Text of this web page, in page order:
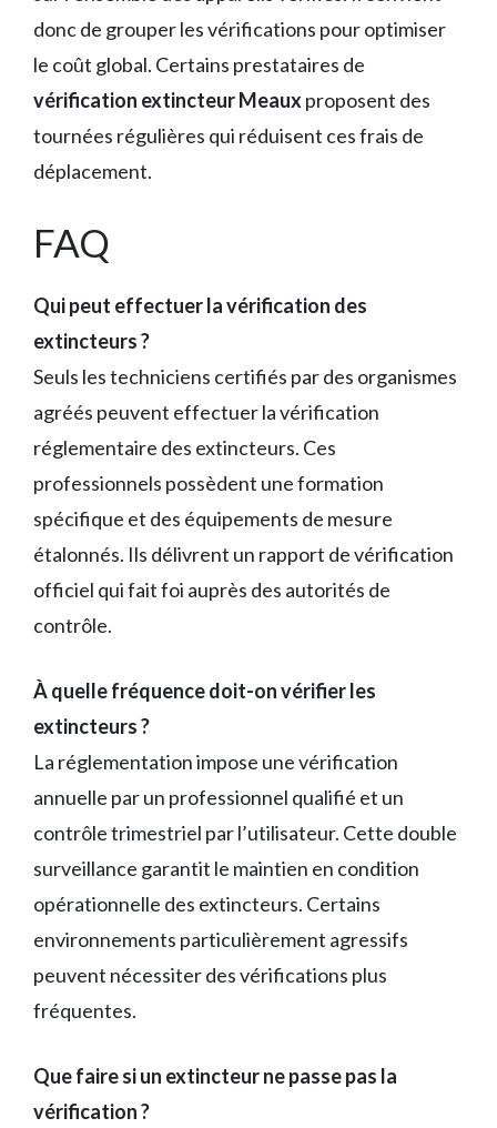
donc de grouper les vérifications pour optimiser
le coût global. Certains prestataires de
vérification extincteur Meauxproposent des
tournées régulières qui réduisent ces frais de
déplacement.
FAQ
Qui peut effectuer la vérification des
extincteurs ?
Seuls les techniciens certifiés par des organismes
agréés peuvent effectuer la vérification
réglementaire des extincteurs. Ces
professionnels possèdent une formation
spécifique et des équipements de mesure
étalonnés. Ils délivrent un rapport de vérification
officiel qui fait foi auprès des autorités de
contrôle.
À quelle fréquence doit-on vérifier les
extincteurs ?
La réglementation impose une vérification
annuelle par un professionnel qualifié et un
contrôle trimestriel par l’utilisateur. Cette double
surveillance garantit le maintien en condition
opérationnelle des extincteurs. Certains
environnements particulièrement agressifs
peuvent nécessiter des vérifications plus
fréquentes.
Que faire si un extincteur ne passe pas la
vérification ?